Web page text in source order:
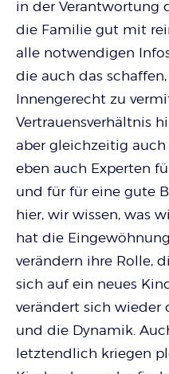
in der Verantwortung
die Familie gut mit
alle notwendigen
die auch das
Innengerecht zu
Vertrauensverhältnis
aber gleichzeitig auch
eben auch Experten
und für für eine gute
hier, wir wissen, was
hat die
verändern ihre Rolle,
sich auf ein neues
verändert sich wieder
und die Dynamik.
letztendlich kriegen